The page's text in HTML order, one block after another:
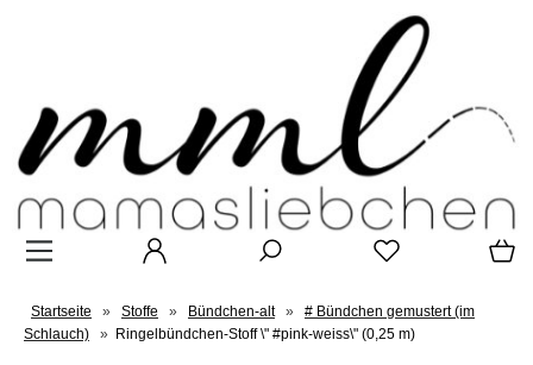
Startseite » Stoffe » Bündchen-alt »
# Bündchen gemustert (im
Schlauch)
» Ringelbündchen-Stoff \" #pink-weiss\" (0,25 m)